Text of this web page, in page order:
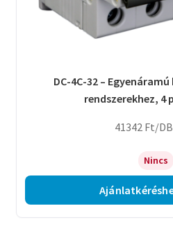
DC-4C-32 –
rendszerekhez, 4
41342 Ft/DB
Nincs